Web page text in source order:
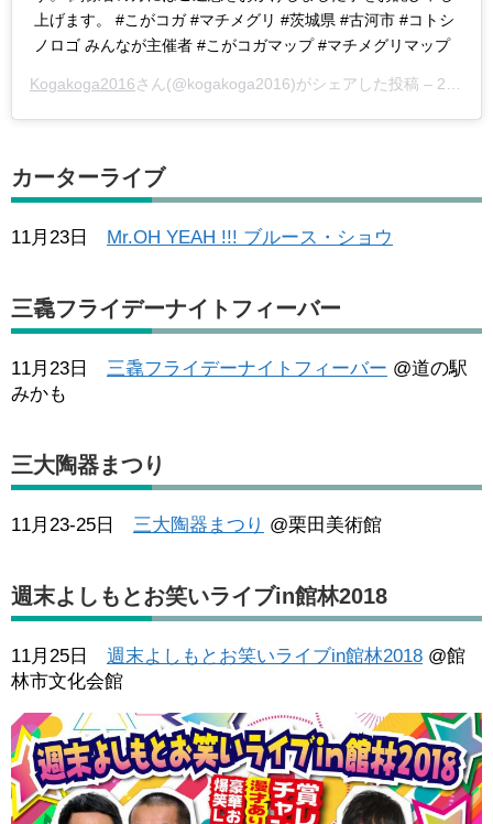
上げます。 #こがコガ #マチメグリ #茨城県 #古河市 #コトシ
ノロゴ みんなが主催者 #こがコガマップ #マチメグリマップ
Kogakoga2016さん(@kogakoga2016)がシェアした投稿 – 2018年11月月3日午前12時54分PDT
カーターライブ
11月23日 Mr.OH YEAH !!! ブルース・ショウ
三毳フライデーナイトフィーバー
11月23日 三毳フライデーナイトフィーバー @道の駅
みかも
三大陶器まつり
11月23-25日 三大陶器まつり @栗田美術館
週末よしもとお笑いライブin館林2018
11月25日 週末よしもとお笑いライブin館林2018 @館
林市文化会館